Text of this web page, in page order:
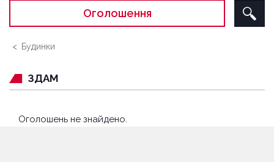
Оголошення
Будинки
ЗДАМ
Оголошень не знайдено.